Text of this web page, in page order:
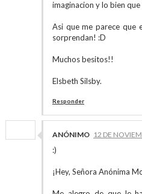
imaginacion y lo bien
Asi que me parece que
sorprendan! :D
Muchos besitos!!
Elsbeth Silsby.
Responder
ANÓNIMO 12 DE
:)
¡Hey, Señora Anónima